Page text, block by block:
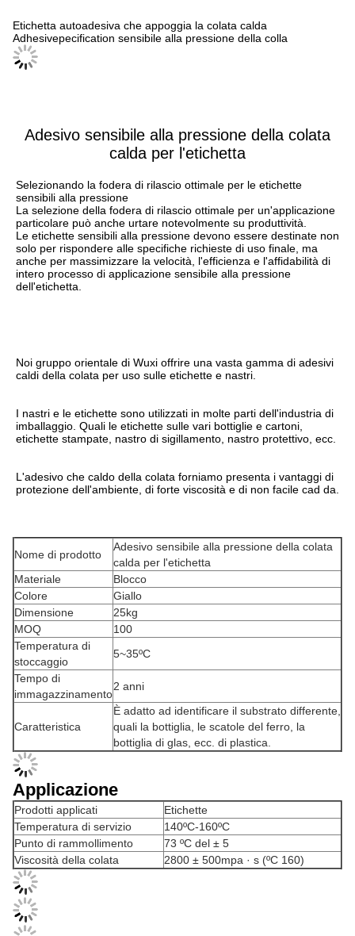
Etichetta autoadesiva che appoggia la colata calda
Adhesivepecification sensibile alla pressione della colla
Adesivo sensibile alla pressione della colata
calda per l'etichetta
Selezionando la fodera di rilascio ottimale per le etichette
sensibili alla pressione
La selezione della fodera di rilascio ottimale per un'applicazione
particolare può anche urtare notevolmente su produttività.
Le etichette sensibili alla pressione devono essere destinate non
solo per rispondere alle specifiche richieste di uso finale, ma
anche per massimizzare la velocità, l'efficienza e l'affidabilità di
intero processo di applicazione sensibile alla pressione
dell'etichetta.
Noi gruppo orientale di Wuxi offrire una vasta gamma di adesivi
caldi della colata per uso sulle etichette e nastri.
I nastri e le etichette sono utilizzati in molte parti dell'industria di
imballaggio. Quali le etichette sulle vari bottiglie e cartoni,
etichette stampate, nastro di sigillamento, nastro protettivo, ecc.
L'adesivo che caldo della colata forniamo presenta i vantaggi di
protezione dell'ambiente, di forte viscosità e di non facile cad da.
Nome di prodotto
Adesivo sensibile alla pressione della colata
calda per l'etichetta
Materiale
Blocco
Colore
Giallo
Dimensione
25kg
MOQ
100
Temperatura di
stoccaggio
5~35ºC
Tempo di
immagazzinamento
2 anni
Caratteristica
È adatto ad identificare il substrato differente,
quali la bottiglia, le scatole del ferro, la
bottiglia di glas, ecc. di plastica.
Applicazione
Prodotti applicati
Etichette
Temperatura di servizio
140ºC-160ºC
Punto di rammollimento
73 ºC del ± 5
Viscosità della colata
2800 ± 500mpa · s (ºC 160)